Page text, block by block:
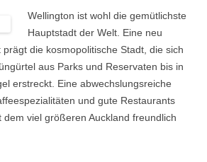
Wellington ist wohl die gemütlichste
Hauptstadt der Welt. Eine neu
die kosmopolitische Stadt, die sich
aus Parks und Reservaten bis in
erstreckt. Eine abwechslungsreiche
und gute Restaurants
dem viel größeren Auckland freundlich